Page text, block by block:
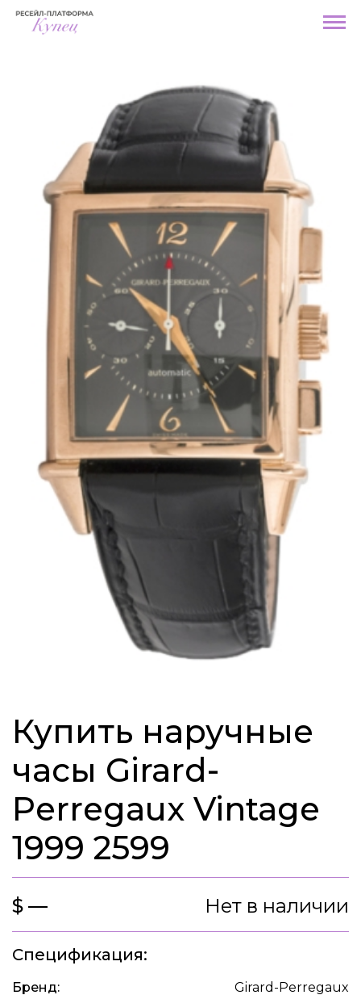
Купить наручные
часы Girard-
Perregaux Vintage
1999 2599
$ — Нет в наличии
Спецификация:
Бренд:
Girard-Perregaux